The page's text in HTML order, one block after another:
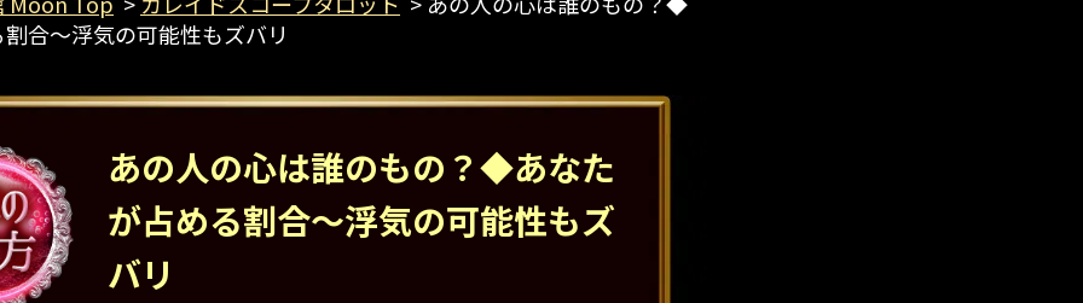
合～浮気の可能性もズバリ
あの人の心は誰のもの？◆あなた
が占める割合～浮気の可能性もズ
バリ